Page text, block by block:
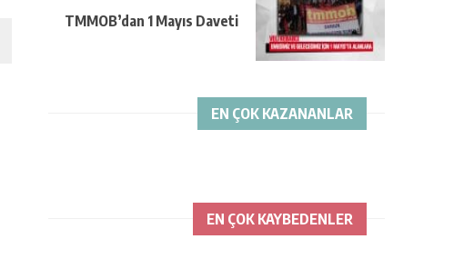
TMMOB’dan 1 Mayıs Daveti
EN ÇOK KAZANANLAR
EN ÇOK KAYBEDENLER